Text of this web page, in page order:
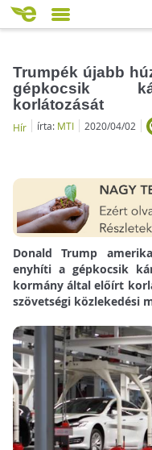
Trumpék újabb
gépkocsik
korlátozását
Hír írta: MTI 2020/04/02
Donald Trump
enyhíti a gépkocsik
kormány által előírt
szövetségi közlekedési